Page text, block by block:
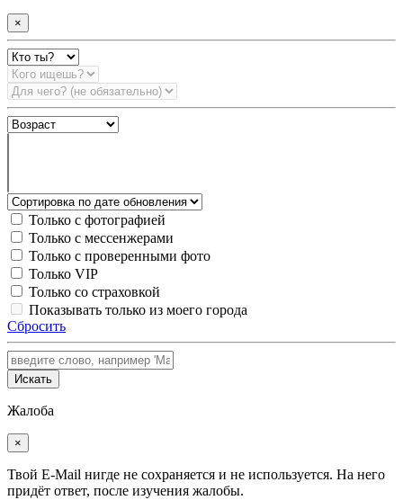
×
Только с фотографией
Только с мессенжерами
Только с проверенными фото
Только VIP
Только со страховкой
Показывать только из моего города
Сбросить
Искать
Жалоба
×
Твой E-Mail нигде не сохраняется и не используется. На него
придёт ответ, после изучения жалобы.